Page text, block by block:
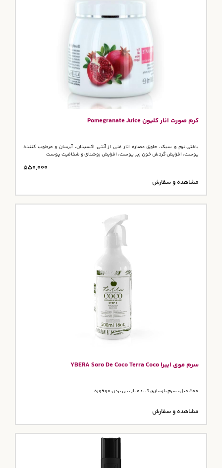
کرم صورت انار کلیون Pomegranate Juice
بافتی نرم و سبک، حاوی عصاره انار غنی از آنتی اکسیدان، آبرسان و مرطوب کننده
پوست، افزایش گردش خون زیر پوست، افزایش روشنای و شفافیت پوست
550,000
مشاهده و سفارش
سرم موی ایبرا YBERA Soro De Coco Terra Coco
500 میل، سرم بازسازی کننده، از بین بردن موخوره
مشاهده و سفارش